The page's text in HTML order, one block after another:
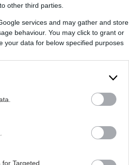
other third parties.
services and may gather and store
behaviour. You may click to grant or
your data for below specified purposes
Targeted